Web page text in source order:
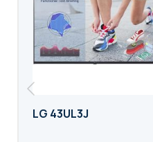
LG 43UL3J